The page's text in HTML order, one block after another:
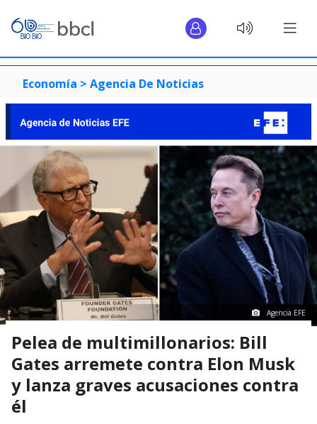
Economía > Agencia De Noticias
Agencia EFE
Pelea de multimillonarios: Bill
Gates arremete contra Elon Musk
y lanza graves acusaciones contra
él